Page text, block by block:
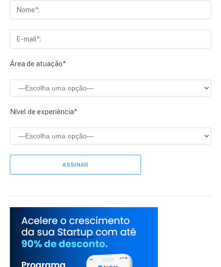
Área de atuação*
Nível de experiência*